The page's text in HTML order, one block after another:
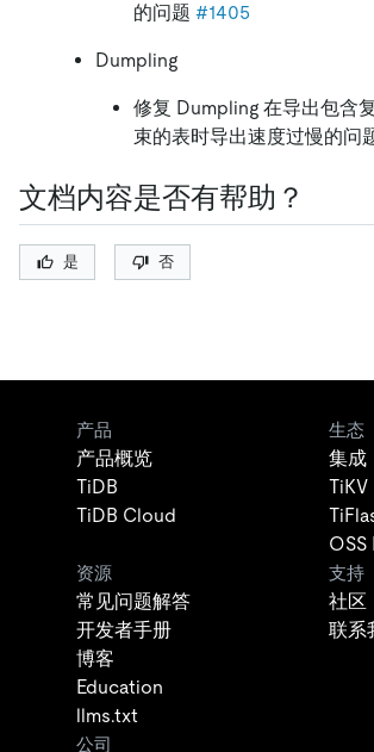
的问题 #1405
Dumpling
修复 Dumpling 在导出包含
束的表时导出速度过慢的问
文档内容是否有帮助？
是 否
产品
产品概览
TiDB
TiDB Cloud
生态
集成
TiKV
OSS
资源
常见问题解答
开发者手册
博客
Education
llms.txt
支持
社区
联系
公司